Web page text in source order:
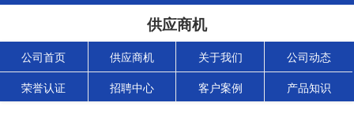
供应商机
公司首页 供应商机 关于我们 公司动态
荣誉认证 招聘中心 客户案例 产品知识